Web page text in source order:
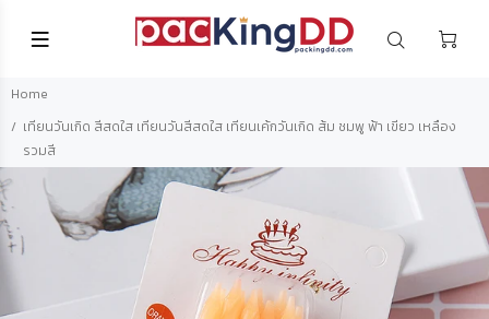
Home
เทียนวันเกิด สีสดใส เทียนวันสีสดใส เทียนเค้กวันเกิด ส้ม ชมพู ฟ้า เขียว เหลือง
รวมสี